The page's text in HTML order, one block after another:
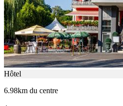
Hôtel
6.98km du centre